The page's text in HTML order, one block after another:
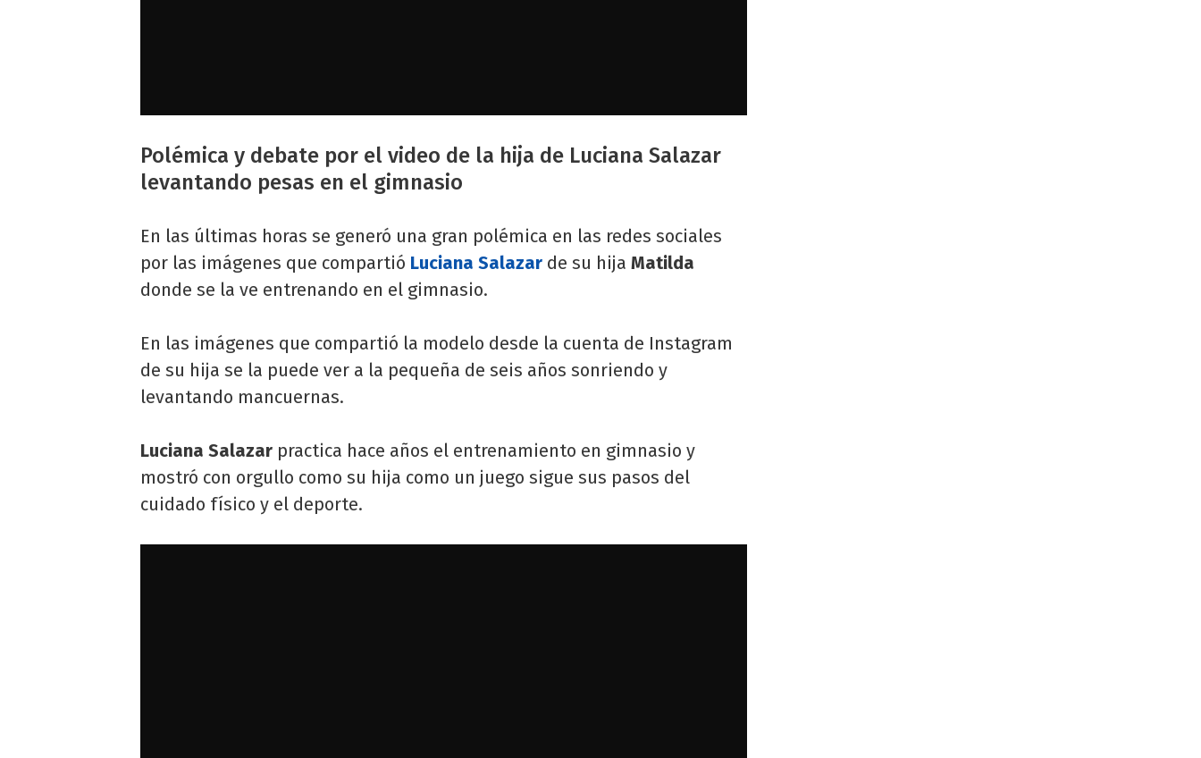
Polémica y debate por el video de la hija de Luciana Salazar
levantando pesas en el gimnasio
En las últimas horas se generó una gran polémica en las redes sociales
por las imágenes que compartió Luciana Salazar de su hija Matilda
donde se la ve entrenando en el gimnasio.
En las imágenes que compartió la modelo desde la cuenta de Instagram
de su hija se la puede ver a la pequeña de seis años sonriendo y
levantando mancuernas.
Luciana Salazar practica hace años el entrenamiento en gimnasio y
mostró con orgullo como su hija como un juego sigue sus pasos del
cuidado físico y el deporte.